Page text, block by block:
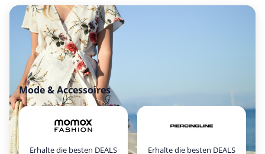
Mode & Accessoires
Erhalte die besten DEALS
Erhalte die besten DEALS